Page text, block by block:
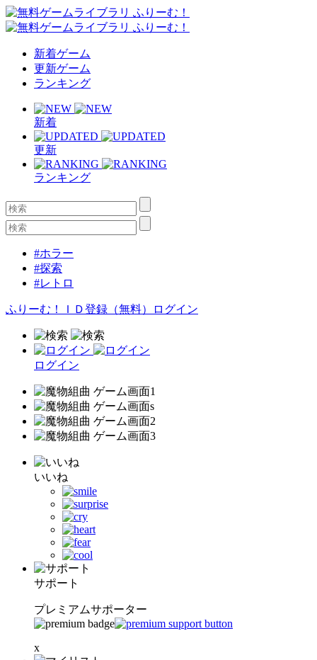
新着ゲーム
更新ゲーム
ランキング
新着
更新
ランキング
#ホラー
#探索
#レトロ
ふりーむ！ＩＤ登録（無料） ログイン
ログイン
いいね
サポート
プレミアムサポーター
x